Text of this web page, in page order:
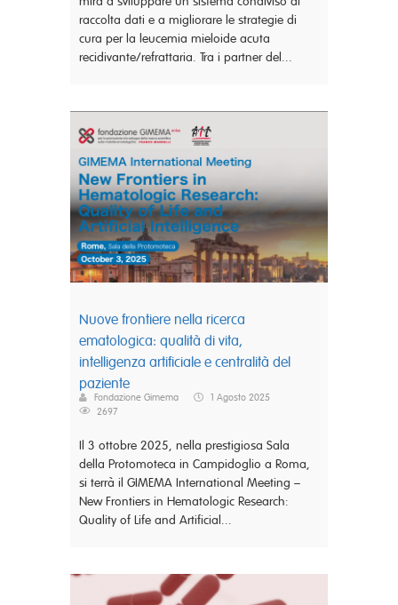
raccolta dati e a migliorare le strategie di
cura per la leucemia mieloide acuta
recidivante/refrattaria. Tra i partner del...
Nuove frontiere nella ricerca
ematologica: qualità di vita,
intelligenza artificiale e centralità del
paziente
Fondazione Gimema
1 Agosto 2025
2697
Il 3 ottobre 2025, nella prestigiosa Sala
della Protomoteca in Campidoglio a Roma,
si terrà il GIMEMA International Meeting –
New Frontiers in Hematologic Research:
Quality of Life and Artificial...